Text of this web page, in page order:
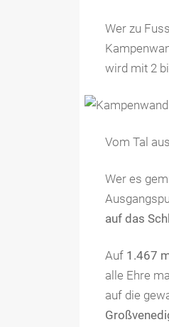
Wer zu Fuss
wird mit 2
Vom Tal
Wer es
auf das
Auf 1.467
alle Ehre
auf die